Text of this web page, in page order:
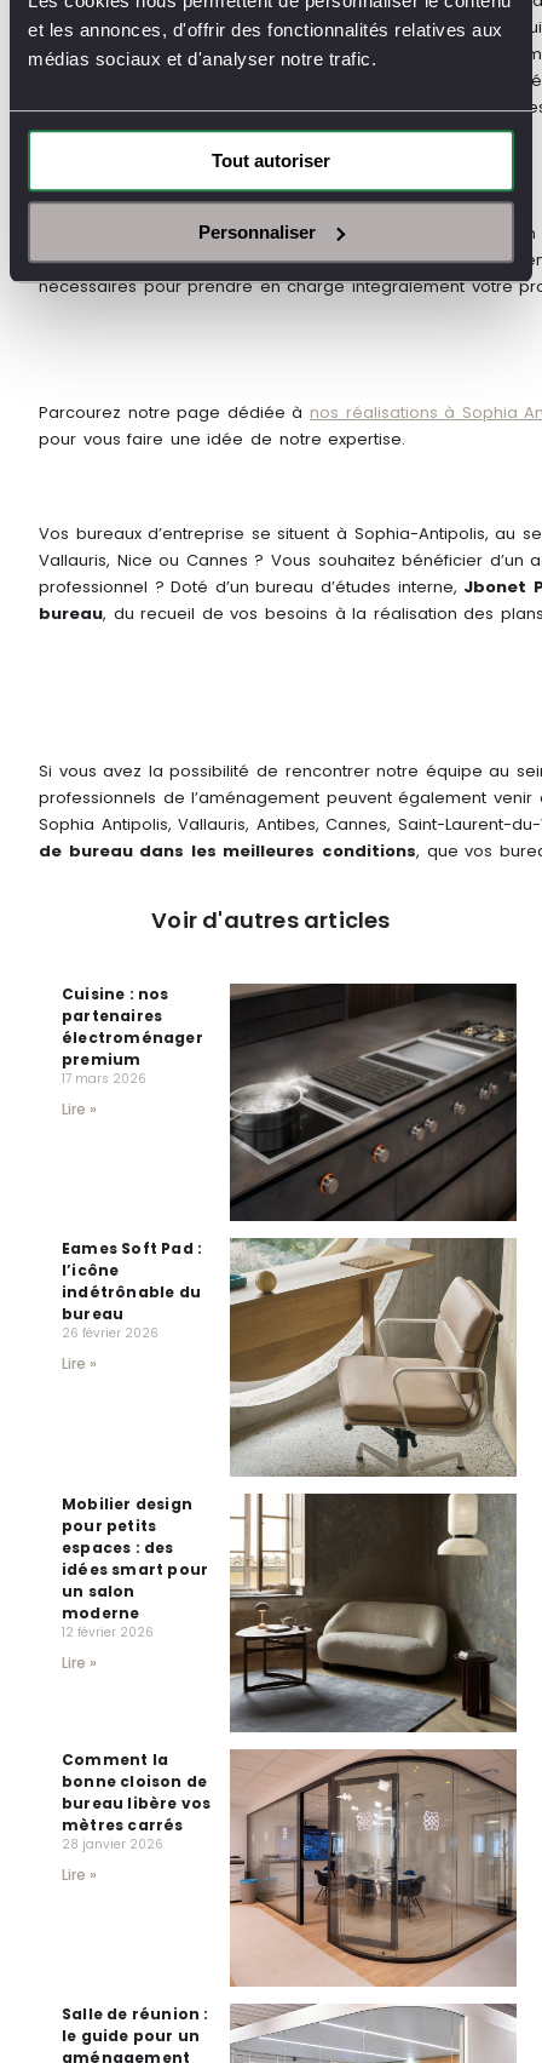
et les annonces, d'offrir des fonctionnalités relatives aux
médias sociaux et d'analyser notre trafic.
Tout autoriser
Personnaliser
de tables de travail individuelles pour les membres de
de détente, de salles de jeux, de cuisines d’entreprise sur
travail. Par exemple, dans la salle de pause, un mobilier
dans un lieu professionnel: canapés, poufs, tables
Jbonet Pro vous offre unservice clé en main
grâce à
l’architecte ou les ébénistes qui conçoivent des cuisines
nécessaires pour prendre en charge intégralement votre
Parcourez notre page dédiée à nos réalisations à Sophia
pour vous faire une idée de notre expertise.
Vos bureaux d’entreprise se situent à Sophia-Antipolis, au
Vallauris, Nice ou Cannes ? Vous souhaitez bénéficier
professionnel ? Doté d’un bureau d’études interne, Jbonet
bureau, du recueil de vos besoins à la réalisation des
Si vous avez la possibilité de rencontrer notre équipe au
professionnels de l’aménagement peuvent également
Sophia Antipolis, Vallauris, Antibes, Cannes, Saint-Laurent-
de bureau dans les meilleures conditions, que vos
Voir d'autres articles
Cuisine : nos
partenaires
électroménager
premium
17 mars 2026
Lire »
Eames Soft Pad :
l’icône
indétrônable du
bureau
26 février 2026
Lire »
Mobilier design
pour petits
espaces : des
idées smart pour
un salon
moderne
12 février 2026
Lire »
Comment la
bonne cloison de
bureau libère vos
mètres carrés
28 janvier 2026
Lire »
Salle de réunion :
le guide pour un
aménagement